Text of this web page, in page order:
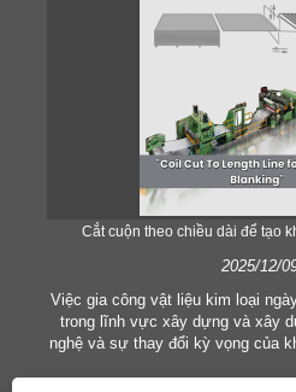
Cắt cuộn theo chiều dài để tạo
2025/12/
Việc gia công vật liệu kim loại
trong lĩnh vực xây dựng và xây
nghệ và sự thay đổi kỳ vọng của
ngày càng cao hơn. Các kỹ